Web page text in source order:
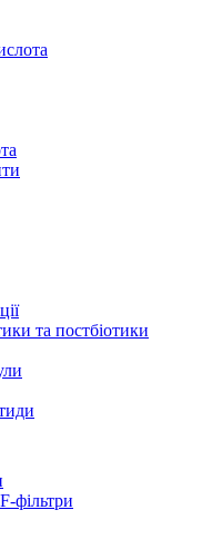
та постбіотики
фільтри